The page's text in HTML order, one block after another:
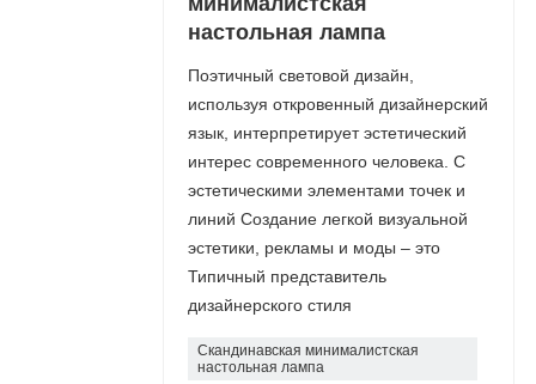
настольная лампа
Поэтичный световой дизайн,
используя откровенный дизайнерский
язык, интерпретирует эстетический
интерес современного человека. С
эстетическими элементами точек и
линий Создание легкой визуальной
эстетики, рекламы и моды – это
Типичный представитель
дизайнерского стиля
Скандинавская минималистская
настольная лампа